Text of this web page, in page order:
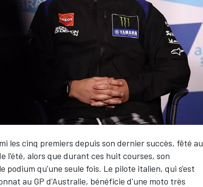
les cinq premiers depuis son dernier succès, fêté au
l'été, alors que durant ces huit courses, son
podium qu'une seule fois. Le pilote italien, qui s'est
au GP d'Australie, bénéficie d'une moto très